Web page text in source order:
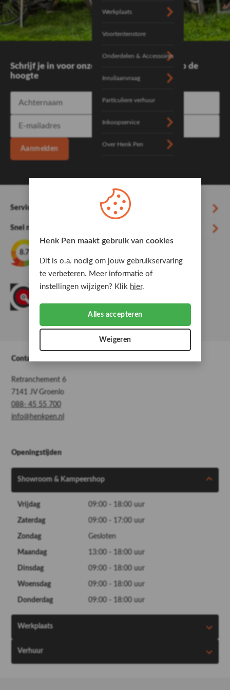
Henk Pen maakt gebruik van cookies
Dit is o.a. nodig om jouw gebruikservaring
te verbeteren. Meer informatie of
instellingen wijzigen? Klik hier.
Alles accepteren
Weigeren
Werkplaats
Voortentenstore
Onderdelen & Accessoires
Inruilaanvraag
Particuliere verhuur
Inkoopservice
Over Henk Pen
Schrijf je in voor onze nieuwsbrief en blijf op de
hoogte
Aanmelden
Service
Snel naar...
8.7
Kiyoh
Contact
Retranchement 6
7141 JV Groenlo
088- 45 55 700
info@henkpen.nl
Openingstijden
Showroom & Kampeershop
Vrijdag 09:00 - 18:00 uur
Zaterdag 09:00 - 17:00 uur
Zondag Gesloten
Maandag 13:00 - 18:00 uur
Dinsdag 09:00 - 18:00 uur
Woensdag 09:00 - 18:00 uur
Donderdag 09:00 - 18:00 uur
Werkplaats
Verhuur